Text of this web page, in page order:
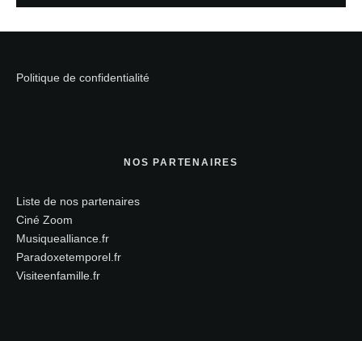
Politique de confidentialité
NOS PARTENAIRES
Liste de nos partenaires
Ciné Zoom
Musiquealliance.fr
Paradoxetemporel.fr
Visiteenfamille.fr